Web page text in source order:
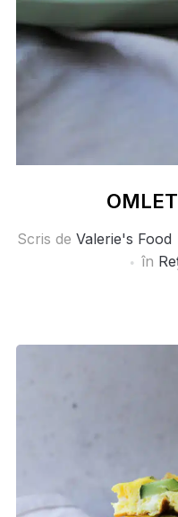
Scris de Valerie's Food
în